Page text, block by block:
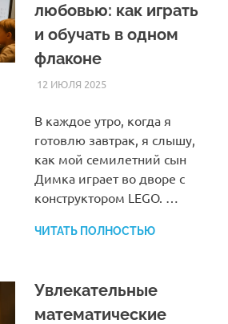
любовью: как играть
и обучать в одном
флаконе
12 ИЮЛЯ 2025HOMELESSONS
СТАТЬИ
В каждое утро, когда я
готовлю завтрак, я слышу,
как мой семилетний сын
Димка играет во дворе с
конструктором LEGO. …
ЧИТАТЬ ПОЛНОСТЬЮ
Увлекательные
математические